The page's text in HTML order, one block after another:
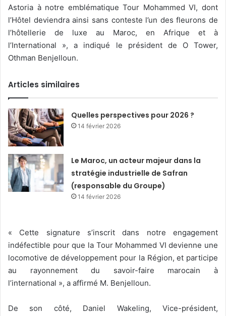
Astoria à notre emblématique Tour Mohammed VI, dont
l’Hôtel deviendra ainsi sans conteste l’un des fleurons de
l’hôtellerie de luxe au Maroc, en Afrique et à
l’International », a indiqué le président de O Tower,
Othman Benjelloun.
Articles similaires
Quelles perspectives pour 2026 ?
14 février 2026
Le Maroc, un acteur majeur dans la
stratégie industrielle de Safran
(responsable du Groupe)
14 février 2026
« Cette signature s’inscrit dans notre engagement
indéfectible pour que la Tour Mohammed VI devienne une
locomotive de développement pour la Région, et participe
au rayonnement du savoir-faire marocain à
l’international », a affirmé M. Benjelloun.
De son côté, Daniel Wakeling, Vice-président,